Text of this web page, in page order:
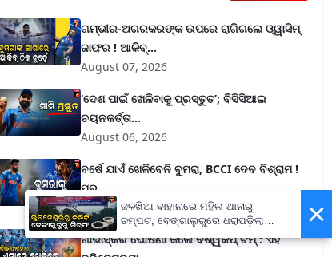
ଗମ୍ଭୀର-ଅଗରକରଙ୍କ ଉପରେ ରାଗିଗଲେ ଓ୍ୱାସିମ୍
ଜାଫର ! ଆକିବ୍...
August 07, 2026
‘ଦେଶ ପାଇଁ ଖେଳିବାକୁ ପ୍ରସ୍ତୁତ’; ବିସିସିଆଇ
ଚୟନକର୍ତ୍ତା...
August 06, 2026
ବର୍ଷେ ଯାଏଁ ଖେଳିବେନି ବୁମରା, BCCI ଦେବ ବିଶ୍ରାମ !
ପୂର୍...
August 06, 2026
ଗାଭାସ୍କର ଘୋଷଣା କଲେ ବିଶ୍ୱକପ୍ ଟିମ୍ : ଏହି
×
ଜଳଖିଆ ବାହାନାରେ ମହିଳା ଥାନାରୁ
ଚମ୍ପଟ, ବେଙ୍ଗାଲୁରୁରେ ଧରାପଡ଼ିଲା